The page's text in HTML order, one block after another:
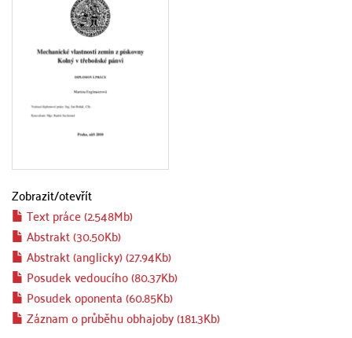
Zobrazit/otevřít
Text práce (2.548Mb)
Abstrakt (30.50Kb)
Abstrakt (anglicky) (27.94Kb)
Posudek vedoucího (80.37Kb)
Posudek oponenta (60.85Kb)
Záznam o průběhu obhajoby (181.3Kb)